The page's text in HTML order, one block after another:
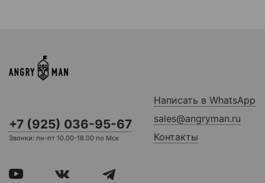
+7 (925) 036-95-67
Звонки: пн-пт 10.00-18.00 по Мск
Написать в WhatsApp
sales@angryman.ru
Контакты